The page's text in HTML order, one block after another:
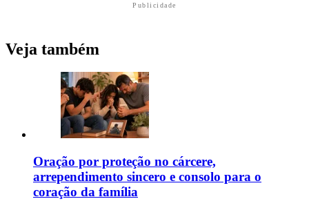
Publicidade
Veja também
Oração por proteção no cárcere,
arrependimento sincero e consolo para o
coração da família